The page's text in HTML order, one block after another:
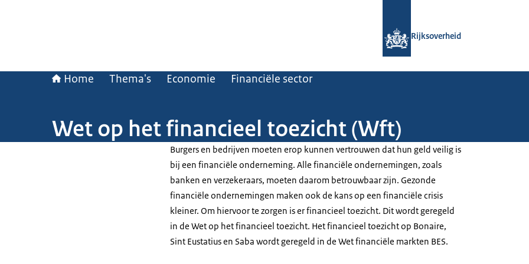
Rijksoverheid
Home Thema's Economie Financiële sector
Wet op het financieel toezicht (Wft)
Burgers en bedrijven moeten erop kunnen vertrouwen dat hun geld veilig is
bij een financiële onderneming. Alle financiële ondernemingen, zoals
banken en verzekeraars, moeten daarom betrouwbaar zijn. Gezonde
financiële ondernemingen maken ook de kans op een financiële crisis
kleiner. Om hiervoor te zorgen is er financieel toezicht. Dit wordt geregeld
in de Wet op het financieel toezicht. Het financieel toezicht op Bonaire,
Sint Eustatius en Saba wordt geregeld in de Wet financiële markten BES.